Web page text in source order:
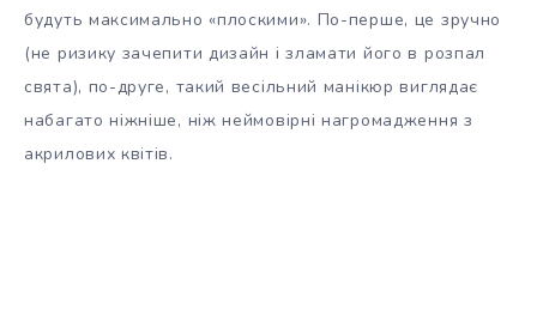
будуть максимально «плоскими». По-перше, це зручно
(не ризику зачепити дизайн і зламати його в розпал
свята), по-друге, такий весільний манікюр виглядає
набагато ніжніше, ніж неймовірні нагромадження з
акрилових квітів.